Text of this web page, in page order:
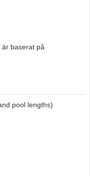
är baserat på
pool lengths)